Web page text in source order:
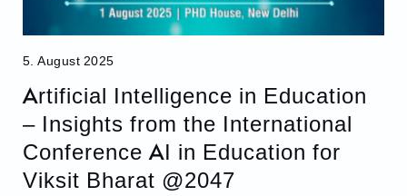
5. August 2025
Artificial Intelligence in Education
– Insights from the International
Conference AI in Education for
Viksit Bharat @2047